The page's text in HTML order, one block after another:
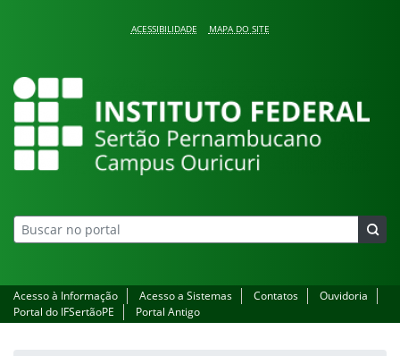
ACESSIBILIDADE MAPA DO SITE
Campus Ouricuri
Acesso à Informação Acesso a Sistemas Contatos
Ouvidoria
Portal do IFSertãoPE
Portal Antigo